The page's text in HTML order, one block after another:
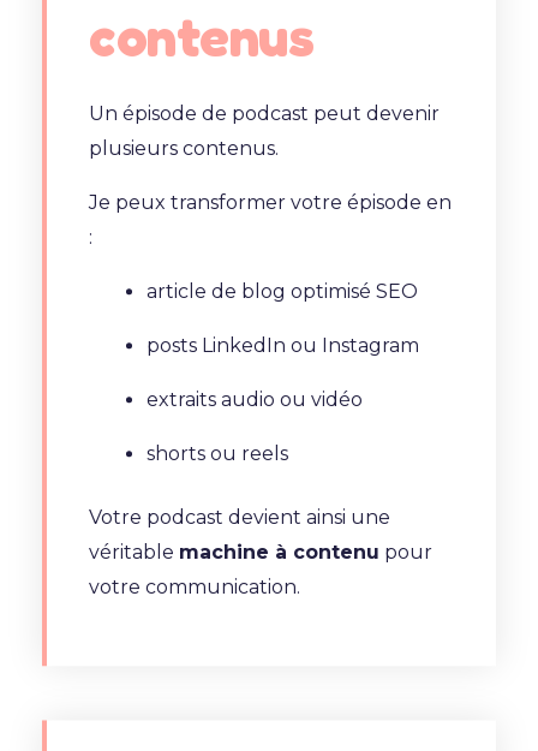
contenus
Un épisode de podcast peut devenir
plusieurs contenus.
Je peux transformer votre épisode en
:
article de blog optimisé SEO
posts LinkedIn ou Instagram
extraits audio ou vidéo
shorts ou reels
Votre podcast devient ainsi une
véritable machine à contenu pour
votre communication.